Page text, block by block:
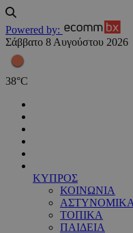
Powered by:
Σάββατο 8 Αυγούστου 2026
38°C
ΚΥΠΡΟΣ
ΚΟΙΝΩΝΙΑ
ΑΣΤΥΝΟΜΙΚΑ
ΤΟΠΙΚΑ
ΠΑΙΔΕΙΑ